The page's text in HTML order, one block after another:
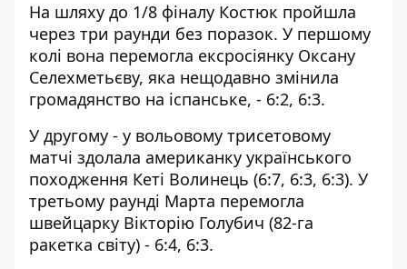
На шляху до 1/8 фіналу Костюк пройшла
через три раунди без поразок. У першому
колі вона перемогла ексросіянку Оксану
Селехметьєву, яка нещодавно змінила
громадянство на іспанське, - 6:2, 6:3.
У другому - у вольовому трисетовому
матчі здолала американку українського
походження Кеті Волинець (6:7, 6:3, 6:3). У
третьому раунді Марта перемогла
швейцарку Вікторію Голубич (82-га
ракетка світу) - 6:4, 6:3.